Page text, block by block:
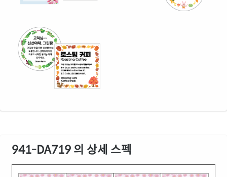
941-DA719 의 상세 스펙